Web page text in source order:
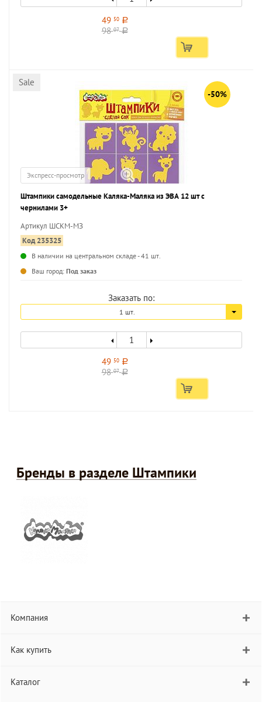
49 50 a
9807 a
Sale
-50%
Экспресс-просмотр
Штампики самодельные Каляка-Маляка из ЭВА 12 шт с
чернилами 3+
Артикул ШСКМ-МЗ
Код 235325
В наличии на центральном складе - 41 шт.
Ваш город: Под заказ
Заказать по:
1 шт.
49 50 a
9807 a
Бренды в разделе Штампики
Компания
Как купить
Каталог